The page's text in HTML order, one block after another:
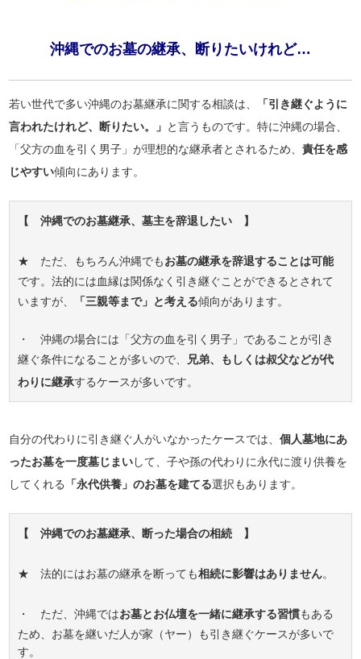
沖縄でのお墓の継承、断りたいけれど…
若い世代で多い沖縄のお墓継承に関する相談は、
「引き継ぐように
言われたけれど、断りたい。」 と言うものです。特に沖縄の場合、
「父方の血を引く男子」が理想的な継承者とされるため、責任を感
じやすい傾向にあります。
【 沖縄でのお墓継承、墓主を辞退したい 】
★ ただ、もちろん沖縄でもお墓の継承を辞退することは可能
です。法的には血縁は関係なく引き継ぐことができるとされて
いますが、
「三親等まで」と考える傾向があります。
・ 沖縄の場合には「父方の血を引く男子」であることが引き
継ぐ条件になることが多いので、
兄弟、もしくは叔父などが代
わりに継承するケースが多いです。
自分の代わりに引き継ぐ人がいなかったケースでは、個人墓地にあ
ったお墓を一度墓じまいして、子や孫の代わりに永代に渡り供養を
してくれる
「永代供養」のお墓を建てる選択もあります。
【 沖縄でのお墓継承、断った場合の相続 】
★ 法的にはお墓の継承を断っても相続に影響はありません。
・ ただ、沖縄ではお墓とお仏壇を一緒に継承する習慣もある
ため、お墓を継いだ人が家（ヤー）も引き継ぐケースが多いで
す。